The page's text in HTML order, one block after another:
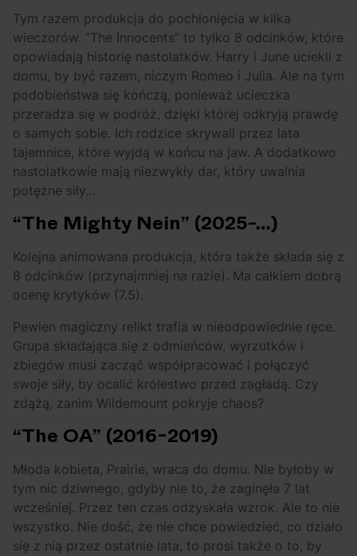
Tym razem produkcja do pochłonięcia w kilka
wieczorów. “The Innocents” to tylko 8 odcinków, które
opowiadają historię nastolatków. Harry i June uciekli z
domu, by być razem, niczym Romeo i Julia. Ale na tym
podobieństwa się kończą, ponieważ ucieczka
przeradza się w podróż, dzięki której odkryją prawdę
o samych sobie. Ich rodzice skrywali przez lata
tajemnice, które wyjdą w końcu na jaw. A dodatkowo
nastolatkowie mają niezwykły dar, który uwalnia
potężne siły…
“The Mighty Nein” (2025-…)
Kolejna animowana produkcja, która także składa się z
8 odcinków (przynajmniej na razie). Ma całkiem dobrą
ocenę krytyków (7.5).
Pewien magiczny relikt trafia w nieodpowiednie ręce.
Grupa składająca się z odmieńców, wyrzutków i
zbiegów musi zacząć współpracować i połączyć
swoje siły, by ocalić królestwo przed zagładą. Czy
zdążą, zanim Wildemount pokryje chaos?
“The OA” (2016-2019)
Młoda kobieta, Prairie, wraca do domu. Nie byłoby w
tym nic dziwnego, gdyby nie to, że zaginęła 7 lat
wcześniej. Przez ten czas odzyskała wzrok. Ale to nie
wszystko. Nie dość, że nie chce powiedzieć, co działo
się z nią przez ostatnie lata, to prosi także o to, by